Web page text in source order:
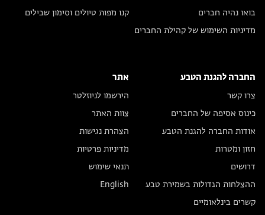
בואו נהיה חברים
מדיניות השימוש של קהילת החברים
קנו מפות טיולים וסימון שבילים
החברה להגנת הטבע
צרו קשר
כינוס אסיפה של החברים
אודות החברה להגנת הטבע
חזון ומטרות
דרושים
ההצלחות הגדולות בשמירת טבע
קשרים בינלאומיים
אתר
הירשמו לניוזלטר
צוות האתר
הצהרת נגישות
מדיניות פרטיות
תנאי שימוש
English